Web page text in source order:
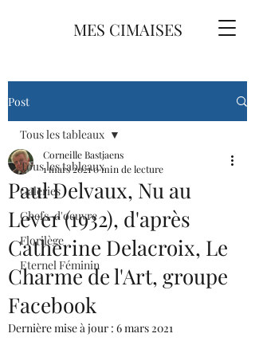
MES CIMAISES
Post
Tous les tableaux
Galeries
Chefs-d'oeuvre
Florilège
Eternel Féminin
Tous les tableaux
Paul Delvaux, Nu au
Lever (1932), d'après
Catherine Delacroix, Le
Charme de l'Art, groupe
Facebook
Corneille Bastjaens
1 mars 20210 min de lecture
Dernière mise à jour : 6 mars 2021